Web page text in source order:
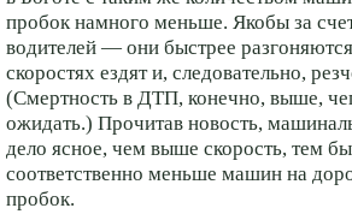
пробок намного меньше. Якобы за
водителей — они быстрее
скоростях ездят и, следовательно,
(Смертность в ДТП, конечно, выше,
ожидать.) Прочитав новость,
дело ясное, чем выше скорость, тем
соответственно меньше машин на
пробок.